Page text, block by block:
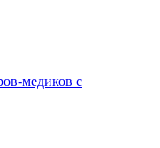
медиков с